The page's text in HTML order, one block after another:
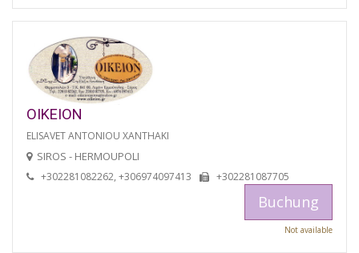
OIKEION
ELISAVET ANTONIOU XANTHAKI
SIROS - HERMOUPOLI
+302281082262, +306974097413 +302281087705
Buchung
Not available